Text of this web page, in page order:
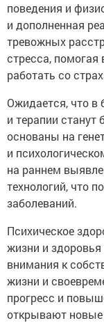
поведения и
и дополненная
тревожных
стресса, помогая
работать со
Ожидается, что в
и терапии станут
основаны на
и
на раннем
технологий, что
заболеваний.
Психическое
жизни и здоровья
внимания к
жизни и
прогресс и
открывают